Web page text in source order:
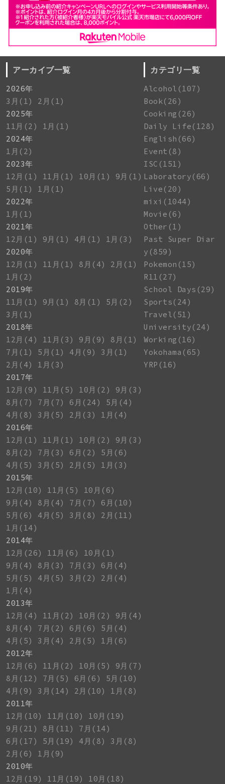
アーカイブ一覧
2026年
3月(1)
2月(1)
2025年
11月(2)
1月(1)
2024年
1月(2)
2023年
12月(1)
11月(1) 10月(1)
9月(1)
5月(1)
1月(1)
2022年
1月(1)
2021年
12月(1)
9月(1) 4月(1)
1月(3)
2020年
12月(1)
11月(1) 8月(4)
2月(1)
1月(2)
2019年
11月(1)
9月(1) 8月(1)
5月(2)
3月(1)
2018年
12月(4)
11月(3) 9月(9)
8月(1)
7月(1)
5月(1) 4月(9)
3月(1)
2月(4)
1月(3)
2017年
12月(9)
11月(5) 10月(2)
9月(3)
8月(7)
7月(7) 6月(24)
5月(4)
4月(8)
3月(5) 2月(3)
1月(4)
2016年
12月(1)
11月(1) 10月(2)
9月(3)
8月(2)
7月(3) 6月(2)
5月(6)
4月(5)
3月(5) 2月(5)
1月(3)
2015年
12月(10)
11月(5)
10月(6)
9月(4)
8月(4) 7月(7)
6月(10)
5月(6)
4月(5) 3月(8)
2月(11)
1月(14)
2014年
12月(26)
11月(6)
10月(1)
9月(4)
8月(3) 7月(3)
6月(4)
5月(5)
4月(5) 3月(2)
2月(4)
1月(4)
2013年
12月(4)
11月(2) 10月(2)
9月(4)
8月(4)
7月(2) 6月(6)
5月(4)
4月(5)
3月(4) 2月(5)
1月(6)
2012年
12月(6)
11月(2) 10月(5)
9月(7)
8月(12)
7月(5) 6月(6)
5月(10)
4月(9)
3月(14) 2月(10)
1月(8)
2011年
12月(10)
11月(10)
10月(19)
9月(21)
8月(11)
7月(14)
6月(17)
5月(19) 4月(8)
3月(8)
2月(6)
1月(9)
2010年
12月(19)
11月(19)
10月(18)
カテゴリ一覧
Alcohol(107)
Book(26)
Cooking(26)
Daily Life(128)
English(66)
Event(8)
ISC(151)
Laboratory(66)
Live(20)
mixi(1044)
Movie(6)
Other(1)
Past Super Diar
y(859)
Pokemon(15)
R11(27)
School Days(29)
Sports(24)
Travel(51)
University(24)
Working(16)
Yokohama(65)
YRP(16)